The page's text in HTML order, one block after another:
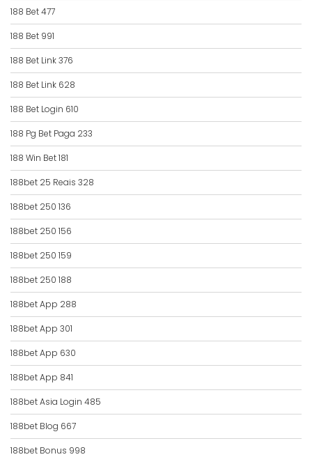
188 Bet 477
188 Bet 991
188 Bet Link 376
188 Bet Link 628
188 Bet Login 610
188 Pg Bet Paga 233
188 Win Bet 181
188bet 25 Reais 328
188bet 250 136
188bet 250 156
188bet 250 159
188bet 250 188
188bet App 288
188bet App 301
188bet App 630
188bet App 841
188bet Asia Login 485
188bet Blog 667
188bet Bonus 998